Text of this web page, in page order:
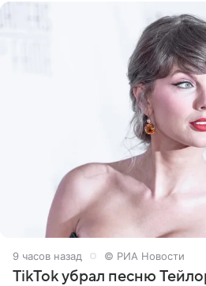
9 часов назад © РИА Новости
TikTok убрал песню